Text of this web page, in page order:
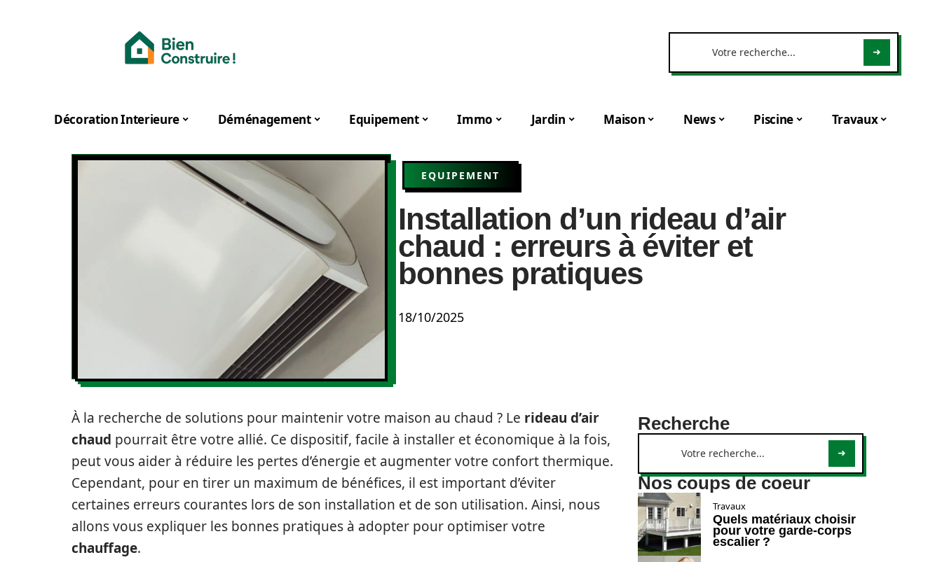
Décoration Interieure Déménagement Equipement Immo Jardin Maison News Piscine Travaux
EQUIPEMENT
Installation d’un rideau d’air
chaud : erreurs à éviter et
bonnes pratiques
18/10/2025
À la recherche de solutions pour maintenir votre maison au chaud ? Le rideau d’air
chaud pourrait être votre allié. Ce dispositif, facile à installer et économique à la fois,
peut vous aider à réduire les pertes d’énergie et augmenter votre confort thermique.
Cependant, pour en tirer un maximum de bénéfices, il est important d’éviter
certaines erreurs courantes lors de son installation et de son utilisation. Ainsi, nous
allons vous expliquer les bonnes pratiques à adopter pour optimiser votre
chauffage.
Recherche
Nos coups de coeur
Travaux
Quels matériaux choisir
pour votre garde-corps
escalier ?